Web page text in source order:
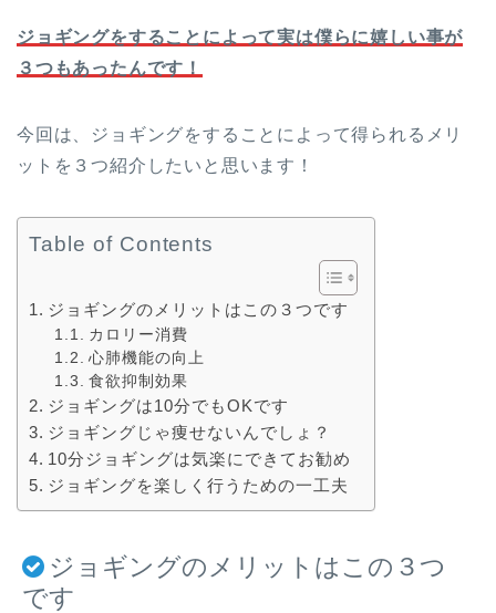
ジョギングをすることによって実は僕らに嬉しい事が
３つもあったんです！
今回は、ジョギングをすることによって得られるメリ
ットを３つ紹介したいと思います！
Table of Contents
ジョギングのメリットはこの３つです
カロリー消費
心肺機能の向上
食欲抑制効果
ジョギングは10分でもOKです
ジョギングじゃ痩せないんでしょ？
10分ジョギングは気楽にできてお勧め
ジョギングを楽しく行うための一工夫
ジョギングのメリットはこの３つ
です